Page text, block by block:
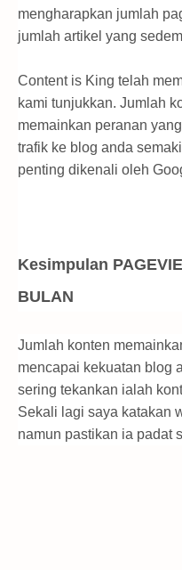
mengharapkan jumlah
jumlah artikel yang
Content is King telah
kami tunjukkan. Jumlah
memainkan peranan
trafik ke blog anda
penting dikenali oleh
Kesimpulan
BULAN
Jumlah konten
mencapai kekuatan blog
sering tekankan ialah
Sekali lagi saya katakan
namun pastikan ia padat